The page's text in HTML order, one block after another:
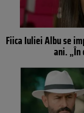
Fiica Iuliei Albu se
ani.